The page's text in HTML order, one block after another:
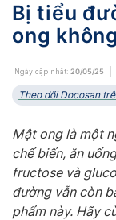
Bị tiểu
ong
Ngày cập nhật: 20/05/25
Theo dõi Docosan
Mật ong là một
chế biến, ăn
fructose và
đường vẫn còn
phẩm này. Hãy